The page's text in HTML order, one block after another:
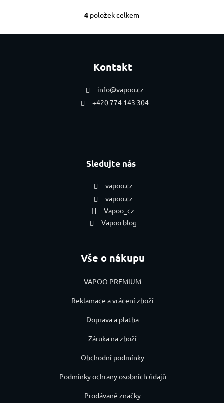
Ovládací prvky
4 položek celkem
Kontakt
info@vapoo.cz
+420 774 143 304
Sledujte nás
vapoo.cz
vapoo.cz
Vapoo_cz
Vapoo blog
Vše o nákupu
VAPOO PREMIUM
Reklamace a vrácení zboží
Doprava a platba
Záruka na zboží
Obchodní podmínky
Podmínky ochrany osobních údajů
Prodávané značky